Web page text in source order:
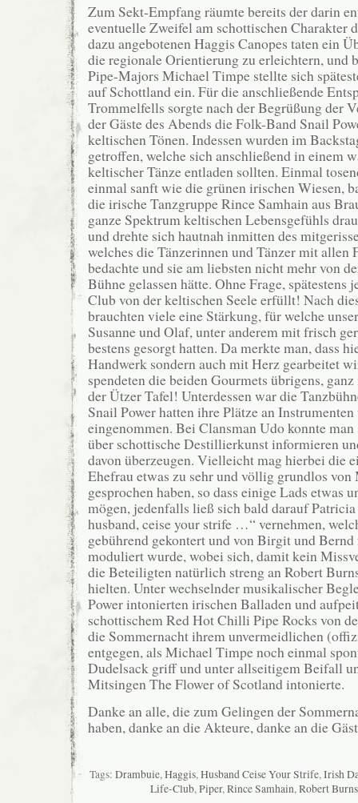
Zum Sekt-Empfang räumte bereits der darin
eventuelle Zweifel am schottischen Charakter
dazu angebotenen Haggis Canopes taten ein
die regionale Orientierung zu erleichtern, und
Pipe-Majors Michael Timpe stellte sich
auf Schottland ein. Für die anschließende
Trommelfells sorgte nach der Begrüßung der
der Gäste des Abends die Folk-Band Snail
keltischen Tönen. Indessen wurden im
getroffen, welche sich anschließend in einem
keltischer Tänze entladen sollten. Einmal
einmal sanft wie die grünen irischen Wiesen,
die irische Tanzgruppe Rince Samhain aus
ganze Spektrum keltischen Lebensgefühls
und drehte sich hautnah inmitten des
welches die Tänzerinnen und Tänzer mit allen
bedachte und sie am liebsten nicht mehr von
Bühne gelassen hätte. Ohne Frage, spätestens
Club von der keltischen Seele erfüllt! Nach
brauchten viele eine Stärkung, für welche
Susanne und Olaf, unter anderem mit frisch
bestens gesorgt hatten. Da merkte man, dass
Handwerk sondern auch mit Herz gearbeitet
spendeten die beiden Gourmets übrigens,
der Ützer Tafel! Unterdessen war die
Snail Power hatten ihre Plätze an
eingenommen. Bei Clansman Udo konnte
über schottische Destillierkunst informieren
davon überzeugen. Vielleicht mag hierbei die
Ehefrau etwas zu sehr und völlig grundlos von
gesprochen haben, so dass einige Lads etwas
mögen, jedenfalls ließ sich bald darauf
husband, ceise your strife …“ vernehmen,
gebührend gekontert und von Birgit und
moduliert wurde, wobei sich, damit kein
die Beteiligten natürlich streng an Robert
hielten. Unter wechselnder musikalischer
Power intonierten irischen Balladen und
schottischem Red Hot Chilli Pipe Rocks von
die Sommernacht ihrem unvermeidlichen
entgegen, als Michael Timpe noch einmal
Dudelsack griff und unter allseitigem Beifall
Mitsingen The Flower of Scotland intonierte.
Danke an alle, die zum Gelingen der
haben, danke an die Akteure, danke an die
Tags: Drambuie,Haggis,Husband Ceise Your Strife,Irish
Life-Club,Piper,Rince Samhain,Robert Burns